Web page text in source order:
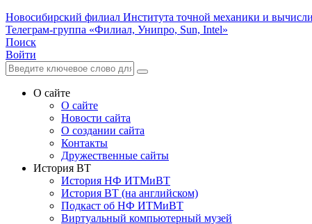
Новосибирский филиал Института точной механики и
Телеграм-группа «Филиал, Унипро, Sun, Intel»
Поиск
Войти
О сайте
О сайте
Новости сайта
О создании сайта
Контакты
Дружественные сайты
История ВТ
История НФ ИТМиВТ
История ВТ (на английском)
Подкаст об НФ ИТМиВТ
Виртуальный компьютерный музей